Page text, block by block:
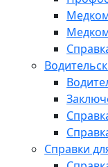
Справки